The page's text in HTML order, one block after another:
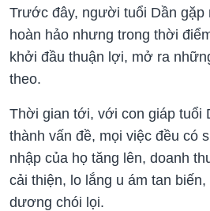
Trước đây, người tuổi Dần gặp
hoàn hảo nhưng trong thời
khởi đầu thuận lợi, mở ra
theo.
Thời gian tới, với con giáp tuổi
thành vấn đề, mọi việc đều có
nhập của họ tăng lên, doanh
cải thiện, lo lắng u ám tan
dương chói lọi.